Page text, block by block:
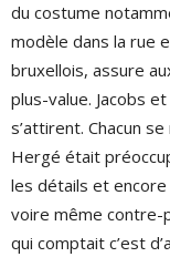
du costume
modèle dans la rue
bruxellois, assure
plus-value. Jacobs
s’attirent. Chacun
Hergé était
les détails et
voire même contre-
qui comptait c’est